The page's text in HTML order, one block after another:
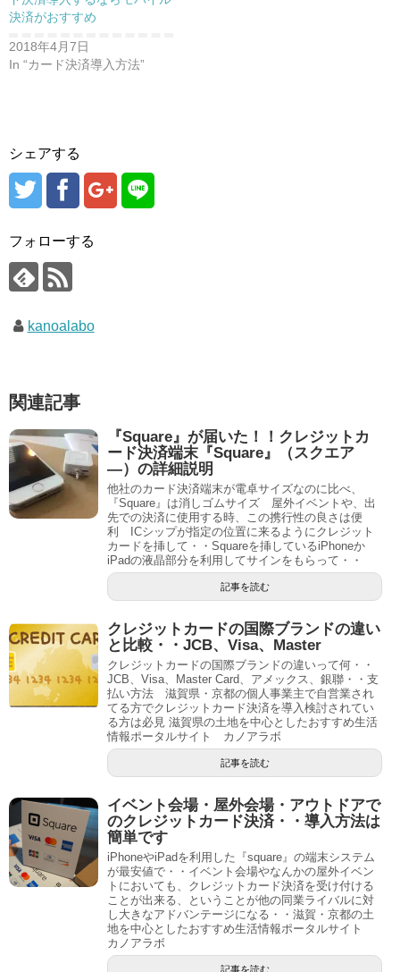
決済がおすすめ
2018年4月7日
In “カード決済導入方法”
シェアする
フォローする
kanoalabo
関連記事
『Square』が届いた！！クレジットカ
ード決済端末『Square』（スクエア
―）の詳細説明
他社のカード決済端末が電卓サイズなのに比べ、
『Square』は消しゴムサイズ 屋外イベントや、出
先での決済に使用する時、この携行性の良さは便
利 ICシップが指定の位置に来るようにクレジット
カードを挿して・・Squareを挿しているiPhoneか
iPadの液晶部分を利用してサインをもらって・・
記事を読む
クレジットカードの国際ブランドの違い
と比較・・JCB、Visa、Master
クレジットカードの国際ブランドの違いって何・・
JCB、Visa、Master Card、アメックス、銀聯・・支
払い方法 滋賀県・京都の個人事業主で自営業され
てる方でクレジットカード決済を導入検討されてい
る方は必見 滋賀県の土地を中心としたおすすめ生活
情報ポータルサイト カノアラボ
記事を読む
イベント会場・屋外会場・アウトドアで
のクレジットカード決済・・導入方法は
簡単です
iPhoneやiPadを利用した『square』の端末システム
が最安値で・・イベント会場やなんかの屋外イベン
トにおいても、クレジットカード決済を受け付ける
ことが出来る、ということが他の同業ライバルに対
し大きなアドバンテージになる・・滋賀・京都の土
地を中心としたおすすめ生活情報ポータルサイト
カノアラボ
記事を読む